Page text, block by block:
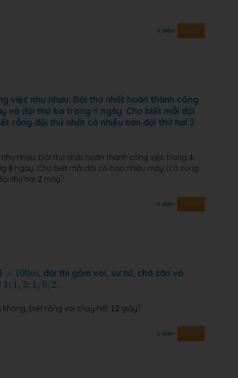
4 điểm Trả lời
việc như nhau. Đội thứ nhất hoàn thành công
và đội thứ ba trong 8
8 ngày. Cho biết mỗi đội
rằng đội thứ nhất có nhiều hơn đội thứ hai 2
2
nhau. Đội thứ nhất hoàn thành công việc trong 4
4
8
8 ngày. Cho biết mỗi đội có bao nhiêu máy (có cùng
thứ hai 2
2 máy?
0 điểm Trả lời
× 100m
× 100m
, đội thi gồm voi, sư tử, chó săn và
1; 1, 5; 1, 6; 2.
1 1 ,5;1,6;2.
không, biết rằng voi chạy hết 12
12 giây?
0 điểm Trả lời